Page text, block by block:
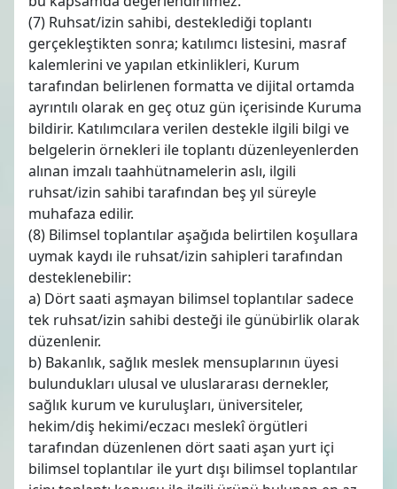
(7) Ruhsat/izin sahibi, desteklediği toplantı
gerçekleştikten sonra; katılımcı listesini, masraf
kalemlerini ve yapılan etkinlikleri, Kurum
tarafından belirlenen formatta ve dijital ortamda
ayrıntılı olarak en geç otuz gün içerisinde Kuruma
bildirir. Katılımcılara verilen destekle ilgili bilgi ve
belgelerin örnekleri ile toplantı düzenleyenlerden
alınan imzalı taahhütnamelerin aslı, ilgili
ruhsat/izin sahibi tarafından beş yıl süreyle
muhafaza edilir.
(8) Bilimsel toplantılar aşağıda belirtilen koşullara
uymak kaydı ile ruhsat/izin sahipleri tarafından
desteklenebilir:
a) Dört saati aşmayan bilimsel toplantılar sadece
tek ruhsat/izin sahibi desteği ile günübirlik olarak
düzenlenir.
b) Bakanlık, sağlık meslek mensuplarının üyesi
bulundukları ulusal ve uluslararası dernekler,
sağlık kurum ve kuruluşları, üniversiteler,
hekim/diş hekimi/eczacı meslekî örgütleri
tarafından düzenlenen dört saati aşan yurt içi
bilimsel toplantılar ile yurt dışı bilimsel toplantılar